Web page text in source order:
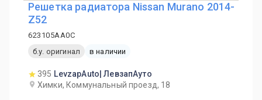
Решетка радиатора Nissan Murano 2014-
Z52
623105AA0C
б.у. оригинал
в наличии
395 LevzapAuto| ЛевзапАуто
Химки, Коммунальный проезд, 18